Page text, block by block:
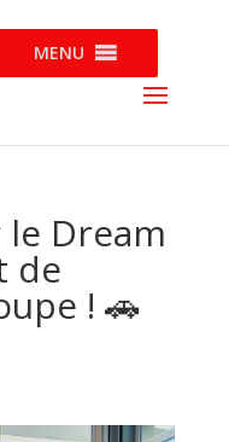
MENU
le Dream
de
! 🚗